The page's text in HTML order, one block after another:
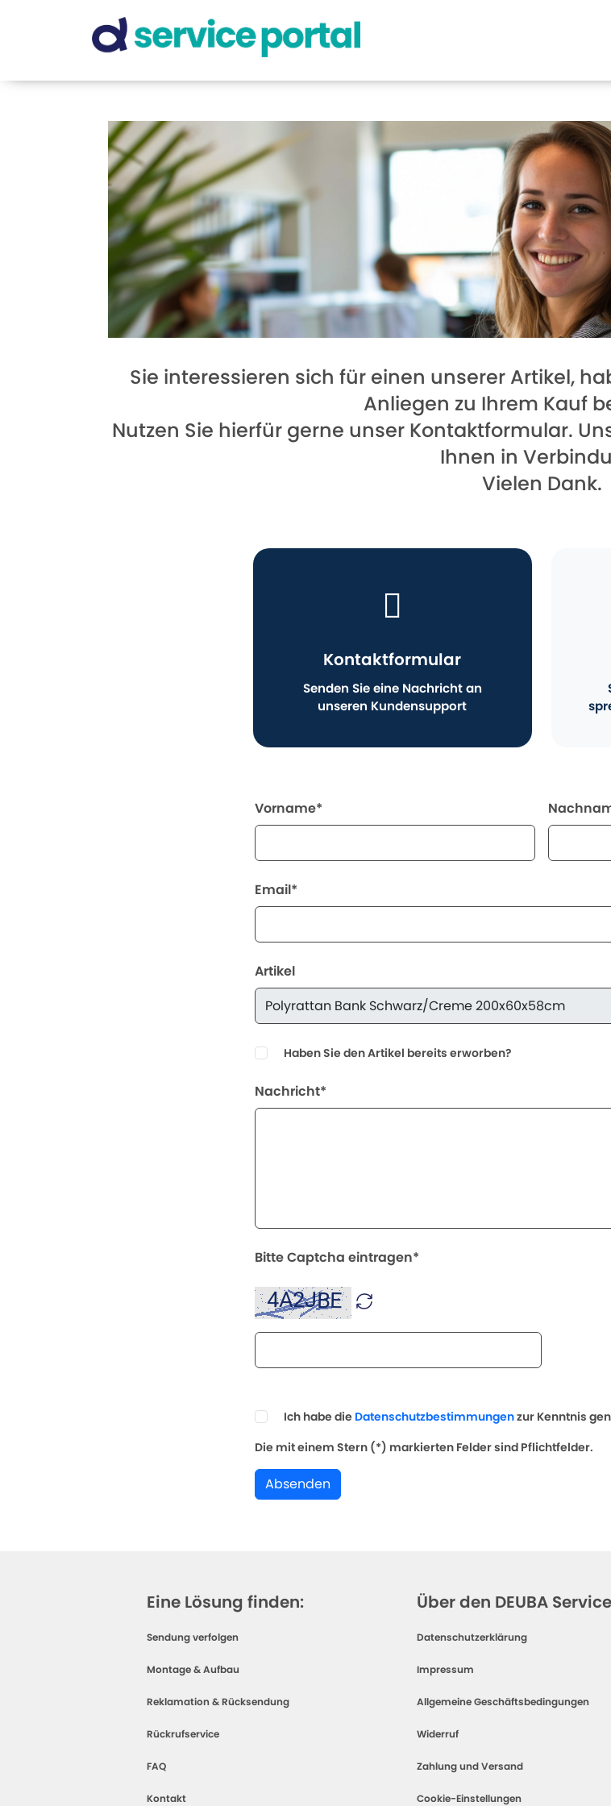
Sie interessieren sich für einen unserer Artikel,
Anliegen zu Ihrem Kauf
Nutzen Sie hierfür gerne unser Kontaktformular.
Ihnen in
Vielen Dank.
Kontaktformular
Senden Sie eine Nachricht an
unseren Kundensupport
Vorname*
Email*
Artikel
Haben Sie den Artikel bereits erworben?
Nachricht*
Bitte Captcha eintragen*
Ich habe die Datenschutzbestimmungenzur Kenntnis
Die mit einem Stern (*) markierten Felder sind Pflichtfelder.
Absenden
Eine Lösung finden:
Sendung verfolgen
Montage & Aufbau
Reklamation & Rücksendung
Rückrufservice
FAQ
Kontakt
Über den DEUBA
Datenschutzerklärung
Impressum
Allgemeine Geschäftsbedingungen
Widerruf
Zahlung und Versand
Cookie-Einstellungen